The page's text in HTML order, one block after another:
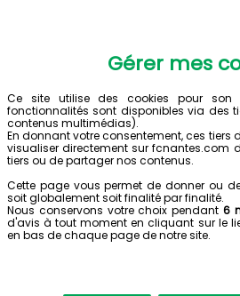
Gérer mes
Ce site utilise des cookies pour son
fonctionnalités sont disponibles via des
contenus multimédias).
En donnant votre consentement, ces tiers
visualiser directement sur fcnantes.com
tiers ou de partager nos contenus.
Cette page vous permet de donner ou
soit globalement soit finalité par finalité.
Nous conservons votre choix pendant 6
d'avis à tout moment en cliquant sur le
en bas de chaque page de notre site.